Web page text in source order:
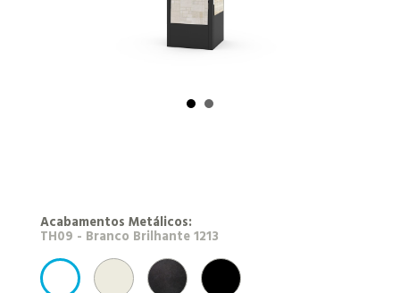
Acabamentos Metálicos:
TH09 - Branco Brilhante 1213
RAL 9010 - BrancoNEROTEX (antracite)
RAL 9005 - Preto